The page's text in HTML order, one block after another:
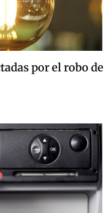
por el robo de